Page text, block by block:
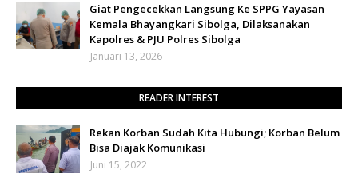
Giat Pengecekkan Langsung Ke SPPG Yayasan
Kemala Bhayangkari Sibolga, Dilaksanakan
Kapolres & PJU Polres Sibolga
Januari 13, 2026
READER INTEREST
Rekan Korban Sudah Kita Hubungi; Korban Belum
Bisa Diajak Komunikasi
Juni 15, 2022